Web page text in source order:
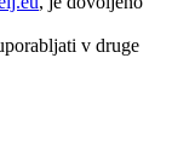
v druge